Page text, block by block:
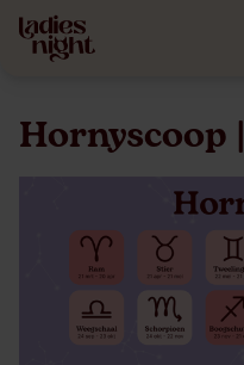
Hornyscoop